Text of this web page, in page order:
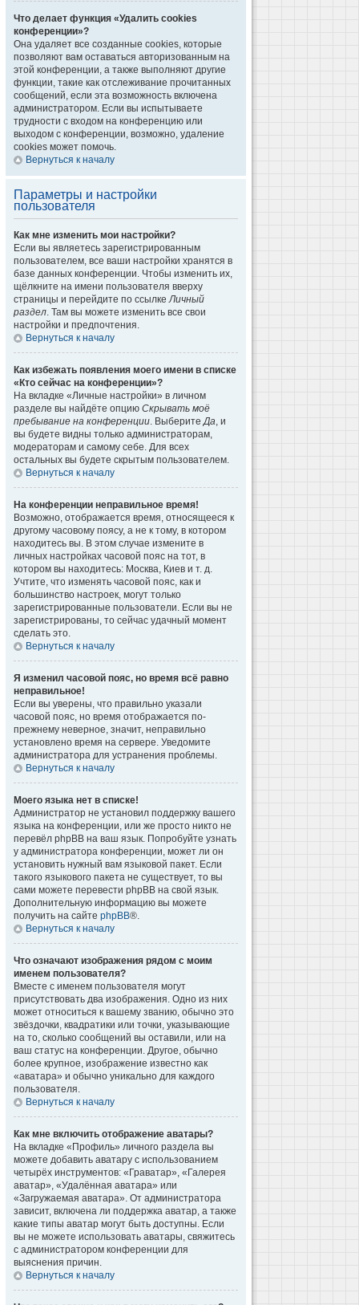
Что делает функция «Удалить cookies
конференции»?
Она удаляет все созданные cookies, которые
позволяют вам оставаться авторизованным на
этой конференции, а также выполняют другие
функции, такие как отслеживание прочитанных
сообщений, если эта возможность включена
администратором. Если вы испытываете
трудности с входом на конференцию или
выходом с конференции, возможно, удаление
cookies может помочь.
Вернуться к началу
Параметры и настройки
пользователя
Как мне изменить мои настройки?
Если вы являетесь зарегистрированным
пользователем, все ваши настройки хранятся в
базе данных конференции. Чтобы изменить их,
щёлкните на имени пользователя вверху
страницы и перейдите по ссылкеЛичный
раздел. Там вы можете изменить все свои
настройки и предпочтения.
Вернуться к началу
Как избежать появления моего имени в списке
«Кто сейчас на конференции»?
На вкладке «Личные настройки» в личном
разделе вы найдёте опцию Скрывать моё
пребывание на конференции. ВыберитеДа, и
вы будете видны только администраторам,
модераторам и самому себе. Для всех
остальных вы будете скрытым пользователем.
Вернуться к началу
На конференции неправильное время!
Возможно, отображается время, относящееся к
другому часовому поясу, а не к тому, в котором
находитесь вы. В этом случае измените в
личных настройках часовой пояс на тот, в
котором вы находитесь: Москва, Киев и т. д.
Учтите, что изменять часовой пояс, как и
большинство настроек, могут только
зарегистрированные пользователи. Если вы не
зарегистрированы, то сейчас удачный момент
сделать это.
Вернуться к началу
Я изменил часовой пояс, но время всё равно
неправильное!
Если вы уверены, что правильно указали
часовой пояс, но время отображается по-
прежнему неверное, значит, неправильно
установлено время на сервере. Уведомите
администратора для устранения проблемы.
Вернуться к началу
Моего языка нет в списке!
Администратор не установил поддержку вашего
языка на конференции, или же просто никто не
перевёл phpBB на ваш язык. Попробуйте узнать
у администратора конференции, может ли он
установить нужный вам языковой пакет. Если
такого языкового пакета не существует, то вы
сами можете перевести phpBB на свой язык.
Дополнительную информацию вы можете
получить на сайте phpBB®.
Вернуться к началу
Что означают изображения рядом с моим
именем пользователя?
Вместе с именем пользователя могут
присутствовать два изображения. Одно из них
может относиться к вашему званию, обычно это
звёздочки, квадратики или точки, указывающие
на то, сколько сообщений вы оставили, или на
ваш статус на конференции. Другое, обычно
более крупное, изображение известно как
«аватара» и обычно уникально для каждого
пользователя.
Вернуться к началу
Как мне включить отображение аватары?
На вкладке «Профиль» личного раздела вы
можете добавить аватару с использованием
четырёх инструментов: «Граватар», «Галерея
аватар», «Удалённая аватара» или
«Загружаемая аватара». От администратора
зависит, включена ли поддержка аватар, а также
какие типы аватар могут быть доступны. Если
вы не можете использовать аватары, свяжитесь
с администратором конференции для
выяснения причин.
Вернуться к началу